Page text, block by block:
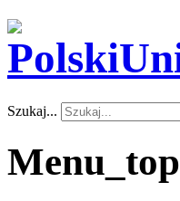
Szukaj...
Menu_top